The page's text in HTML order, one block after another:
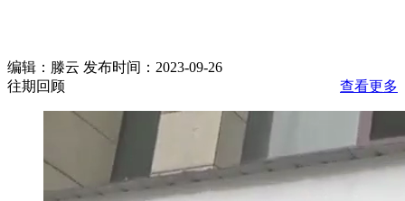
编辑：滕云 发布时间：2023-09-26
往期回顾
查看更多